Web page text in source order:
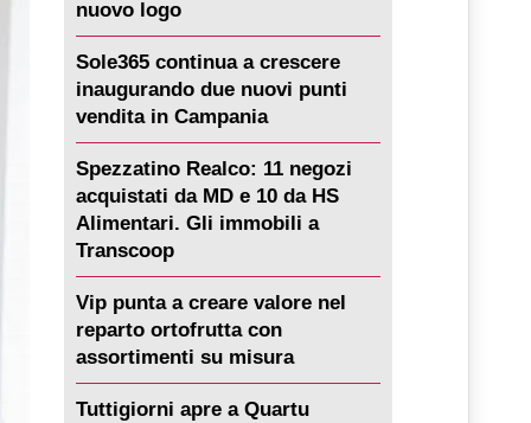
nuovo logo
Sole365 continua a crescere
inaugurando due nuovi punti
vendita in Campania
Spezzatino Realco: 11 negozi
acquistati da MD e 10 da HS
Alimentari. Gli immobili a
Transcoop
Vip punta a creare valore nel
reparto ortofrutta con
assortimenti su misura
Tuttigiorni apre a Quartu